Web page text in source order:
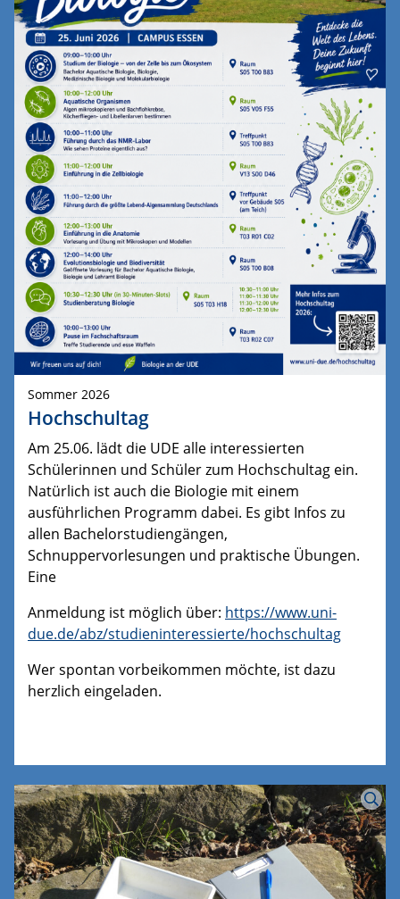
Sommer 2026
Hochschultag
Am 25.06. lädt die UDE alle interessierten
Schülerinnen und Schüler zum Hochschultag ein.
Natürlich ist auch die Biologie mit einem
ausführlichen Programm dabei. Es gibt Infos zu
allen Bachelorstudiengängen,
Schnuppervorlesungen und praktische Übungen.
Eine
Anmeldung ist möglich über: https://www.uni-
due.de/abz/studieninteressierte/hochschultag
Wer spontan vorbeikommen möchte, ist dazu
herzlich eingeladen.